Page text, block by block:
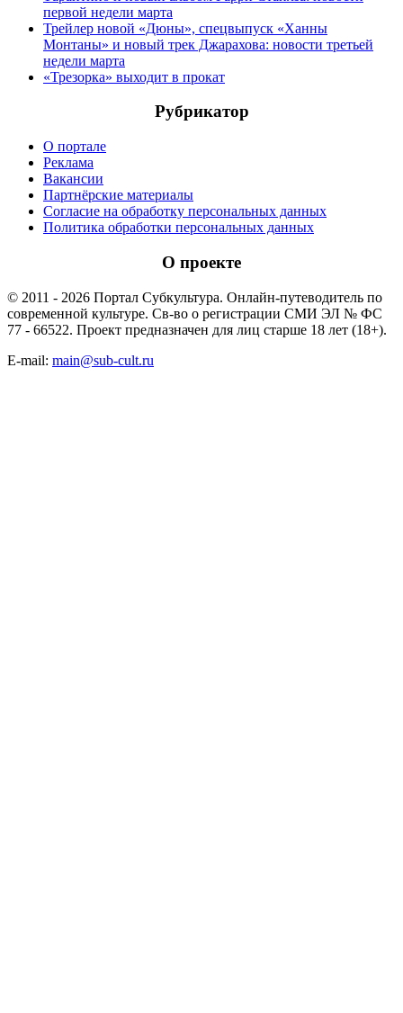
первой недели марта
Трейлер новой «Дюны», спецвыпуск «Ханны
Монтаны» и новый трек Джарахова: новости третьей
недели марта
«Трезорка» выходит в прокат
Рубрикатор
О портале
Реклама
Вакансии
Партнёрские материалы
Согласие на обработку персональных данных
Политика обработки персональных данных
О проекте
© 2011 - 2026 Портал Субкультура. Онлайн-путеводитель по
современной культуре. Св-во о регистрации СМИ ЭЛ № ФС
77 - 66522. Проект предназначен для лиц старше 18 лет (18+).
E-mail: main@sub-cult.ru